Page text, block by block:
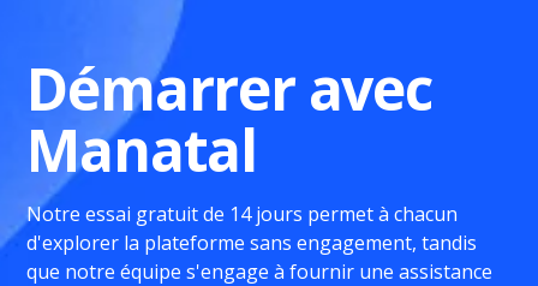
Démarrer avec
Manatal
Notre essai gratuit de 14 jours permet à chacun
d'explorer la plateforme sans engagement, tandis
que notre équipe s'engage à fournir une assistance